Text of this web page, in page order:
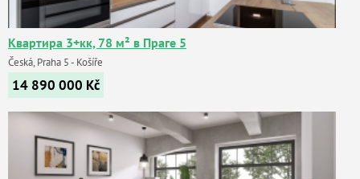
Квартира 3+кк, 78 м² в Праге 5
Česká, Praha 5 - Košíře
14 890 000 Kč